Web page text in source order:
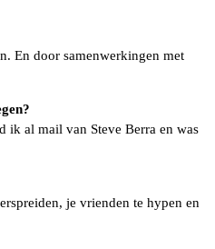
En door samenwerkingen met
ik al mail van Steve Berra en was
je vrienden te hypen en